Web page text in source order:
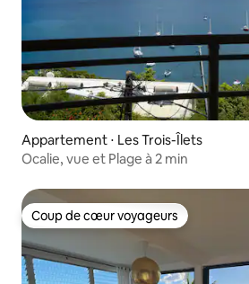
Appartement ⋅ Les Trois-Îlets
Ocalie, vue et Plage à 2 min
Coup de cœur voyageurs
Coup de cœur voyageurs